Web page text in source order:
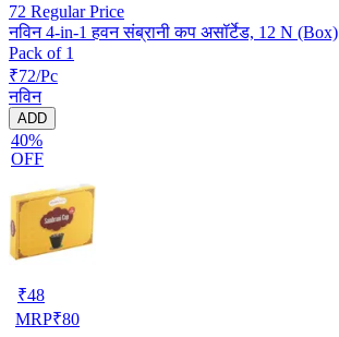
72 Regular Price
नविन 4-in-1 हवन संब्रानी कप असॉर्टेड, 12 N (Box)
Pack of 1
₹72/Pc
नविन
ADD
40%
OFF
₹48
MRP₹80